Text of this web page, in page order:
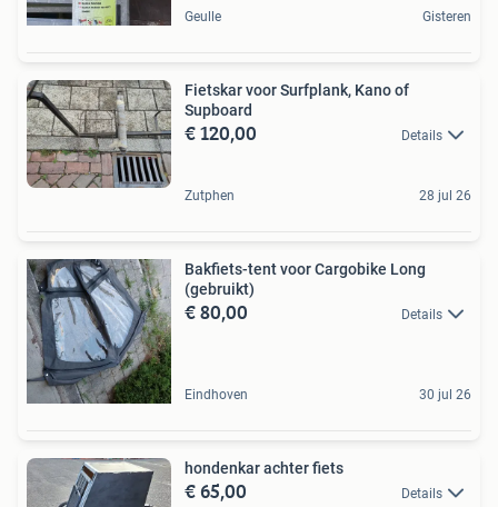
Geulle Gisteren
Fietskar voor Surfplank, Kano of
Supboard
€ 120,00 Details
Zutphen 28 jul 26
Bakfiets-tent voor Cargobike Long
(gebruikt)
€ 80,00 Details
Eindhoven 30 jul 26
hondenkar achter fiets
€ 65,00 Details